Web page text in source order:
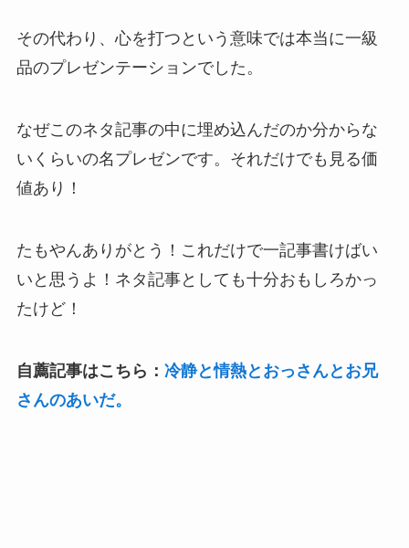
その代わり、心を打つという意味では本当に一級
品のプレゼンテーションでした。
なぜこのネタ記事の中に埋め込んだのか分からな
いくらいの名プレゼンです。それだけでも見る価
値あり！
たもやんありがとう！これだけで一記事書けばい
いと思うよ！ネタ記事としても十分おもしろかっ
たけど！
自薦記事はこちら： 冷静と情熱とおっさんとお兄
さんのあいだ。